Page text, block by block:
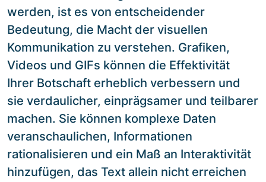
werden, ist es von entscheidender
Bedeutung, die Macht der visuellen
Kommunikation zu verstehen. Grafiken,
Videos und GIFs können die Effektivität
Ihrer Botschaft erheblich verbessern und
sie verdaulicher, einprägsamer und teilbarer
machen. Sie können komplexe Daten
veranschaulichen, Informationen
rationalisieren und ein Maß an Interaktivität
hinzufügen, das Text allein nicht erreichen